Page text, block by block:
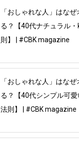
「おしゃれな人」はな
る？【40代ナチュラル
則】 | #CBK magazine
「おしゃれな人」はな
る？【40代シンプル可
法則】 | #CBK magazine